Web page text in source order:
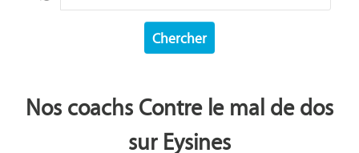
Chercher
Nos coachs Contre le mal de dos
sur Eysines